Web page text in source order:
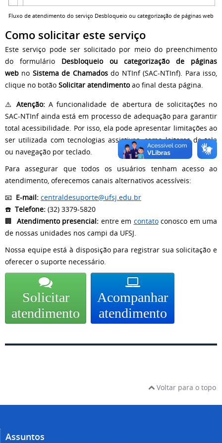
Fluxo de atendimento do serviço Desbloqueio ou categorização de páginas web
Como solicitar este serviço
Este serviço pode ser solicitado por meio do preenchimento
do formulário Desbloqueio ou categorização de páginas
web no Sistema de Chamadosdo NTInf (SAC-NTInf). Para isso,
clique no botão Solicitar atendimentoao final desta página.
⚠️Atenção: A funcionalidade de abertura de solicitações no
SAC-NTInf ainda está em processo de adequação para garantir
total acessibilidade. Por isso, ela pode apresentar limitações ao
ser utilizada com tecnologias assistivas, como leitores de tela
ou navegação por teclado.
Para assegurar que todos os usuários tenham acesso ao
atendimento, oferecemos canais alternativos acessíveis:
📧 E-mail: centraldesuporte@ufsj.edu.br
☎️ Telefone: (32) 3379-5820
🏢 Atendimento presencial: entre em contatoconosco em uma
de nossas unidades nos campi da UFSJ.
Nossa equipe está à disposição para registrar sua solicitação e
oferecer o suporte necessário.
Solicitar
atendimento
Acompanhar
atendimento
Voltar para o topo
Assuntos